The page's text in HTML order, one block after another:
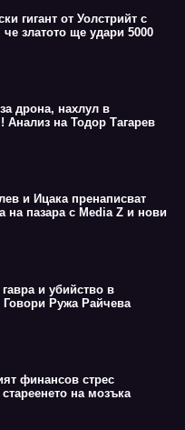
гигант от Уолстрийт с
че златото ще удари 5000
дрона, нахлул в
Анализ на Тодор Тагарев
и Ицака пренаписват
на пазара с Media Z и нови
и убийство в
Ружа Райчева
финансов стрес
на мозъка